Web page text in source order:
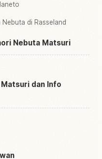
di Rasseland
Nebuta Matsuri
dan Info